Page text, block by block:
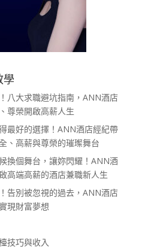
學
八大求職避坑指南，ANN酒店
尊榮開啟高薪人生
最好的選擇！ANN酒店經紀帶
、高薪與尊榮的璀璨舞台
換個舞台，讓妳閃耀！ANN酒
高端高薪的酒店兼職新人生
告別被忽視的過去，ANN酒店
現財富夢想
技巧與收入